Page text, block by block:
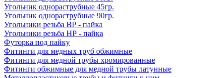
Угольник однораструбные 45гр.
Угольник однораструбные 90гр.
Угольники резьба ВР - пайка
Угольники резьба НР - пайка
Футорка под пайку
Фитинги для медных труб обжимные
Фитинги для медной трубы хромированные
Фитинги обжимные для медной трубы латунные